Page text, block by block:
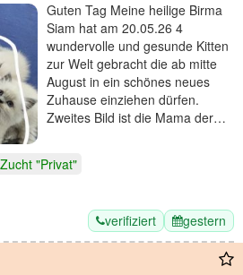
Guten Tag Meine heilige Birma
Siam hat am 20.05.26 4
wundervolle und gesunde Kitten
zur Welt gebracht die ab mitte
August in ein schönes neues
Zuhause einziehen dürfen.
Zweites Bild ist die Mama der…
Zucht "Privat"
verifiziert gestern